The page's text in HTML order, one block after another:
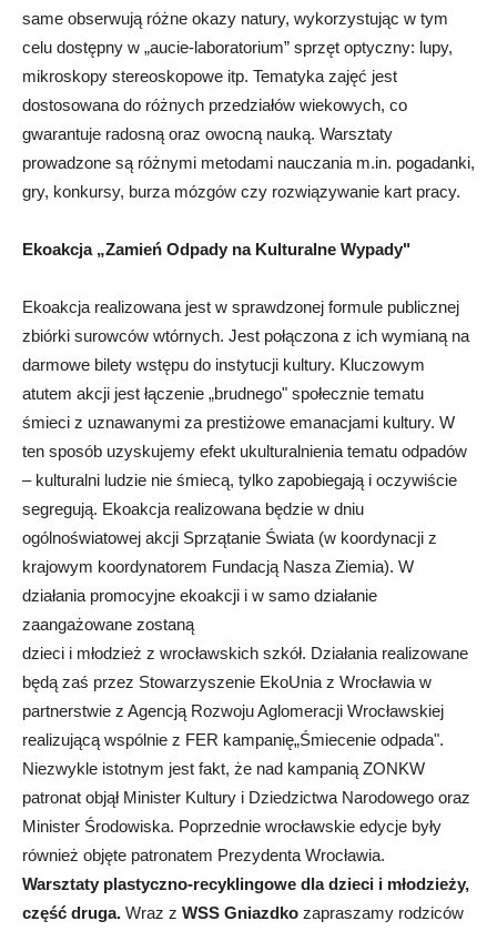
same obserwują różne okazy natury, wykorzystując w tym
celu dostępny w „aucie-laboratorium” sprzęt optyczny: lupy,
mikroskopy stereoskopowe itp. Tematyka zajęć jest
dostosowana do różnych przedziałów wiekowych, co
gwarantuje radosną oraz owocną nauką. Warsztaty
prowadzone są różnymi metodami nauczania m.in. pogadanki,
gry, konkursy, burza mózgów czy rozwiązywanie kart pracy.
Ekoakcja „Zamień Odpady na Kulturalne Wypady"
Ekoakcja realizowana jest w sprawdzonej formule publicznej
zbiórki surowców wtórnych. Jest połączona z ich wymianą na
darmowe bilety wstępu do instytucji kultury. Kluczowym
atutem akcji jest łączenie „brudnego" społecznie tematu
śmieci z uznawanymi za prestiżowe emanacjami kultury. W
ten sposób uzyskujemy efekt ukulturalnienia tematu odpadów
– kulturalni ludzie nie śmiecą, tylko zapobiegają i oczywiście
segregują. Ekoakcja realizowana będzie w dniu
ogólnoświatowej akcji Sprzątanie Świata (w koordynacji z
krajowym koordynatorem Fundacją Nasza Ziemia). W
działania promocyjne ekoakcji i w samo działanie
zaangażowane zostaną
dzieci i młodzież z wrocławskich szkół. Działania realizowane
będą zaś przez Stowarzyszenie EkoUnia z Wrocławia w
partnerstwie z Agencją Rozwoju Aglomeracji Wrocławskiej
realizującą wspólnie z FER kampanię„Śmiecenie odpada".
Niezwykle istotnym jest fakt, że nad kampanią ZONKW
patronat objął Minister Kultury i Dziedzictwa Narodowego oraz
Minister Środowiska. Poprzednie wrocławskie edycje były
również objęte patronatem Prezydenta Wrocławia.
Warsztaty plastyczno-recyklingowe dla dzieci i młodzieży,
część druga. Wraz z WSS Gniazdko zapraszamy rodziców